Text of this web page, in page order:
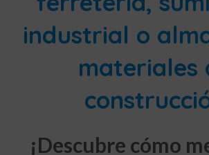
industrial o
materiales
¡Descubre cómo